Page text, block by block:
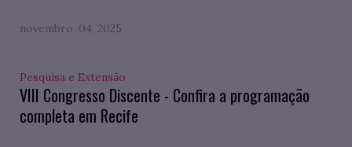
novembro. 04, 2025
Pesquisa e Extensão
VIII Congresso Discente - Confira a programação
completa em Recife